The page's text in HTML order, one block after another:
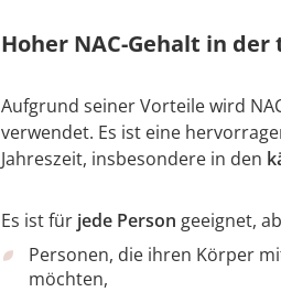
Hoher NAC-Gehalt in der
Aufgrund seiner Vorteile wird
verwendet. Es ist eine
Jahreszeit, insbesondere in den
Es ist für jede Person geeignet,
Personen, die ihren Körper
möchten,